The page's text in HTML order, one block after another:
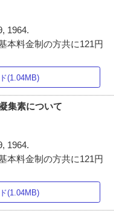
1964.
本料金制の方共に121円
(1.04MB)
集素について
1964.
本料金制の方共に121円
(1.04MB)